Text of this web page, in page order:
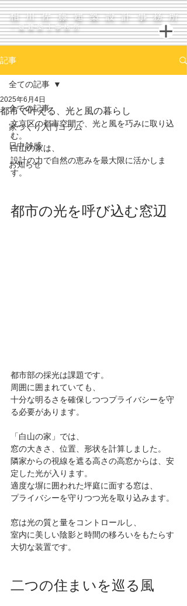
相川佐藤建築設計事務所
一級建築士事務所
記事
全ての記事
家づくり入門コラム
日中雑感
お知らせ
全ての記事
都市で叶える、光と風の暮らし
2025年6月4日
文京区の都市空間で、光と風を巧みに取り込
む。
白山の家は、
設計の力で自然の恵みを最大限に活かしま
す。
都市の光を呼び込む窓辺
都市部の採光は課題です。
周囲に囲まれていても、
十分な明るさを確保しつつプライバシーを守
る必要があります。
「白山の家」では、
窓の大きさ、位置、形状を計算しました。
隣家からの視線を遮る高さの高窓からは、安
定した光が入ります。
適度な塀に囲われた坪庭に面する窓は、
プライバシーを守りつつ光を取り込みます。
窓は光の質と量をコントロールし、
室内に美しい陰影と時間の移ろいをもたらす
大切な装置です。
二つの住まいを巡る風